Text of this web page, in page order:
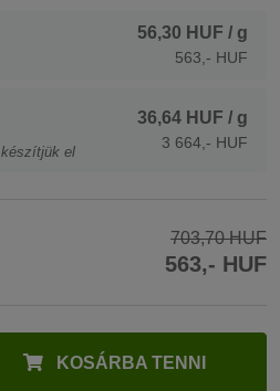
56,30 HUF / g
563,- HUF
el
36,64 HUF / g
3 664,- HUF
703,70 HUF
563,- HUF
KOSÁRBA TENNI